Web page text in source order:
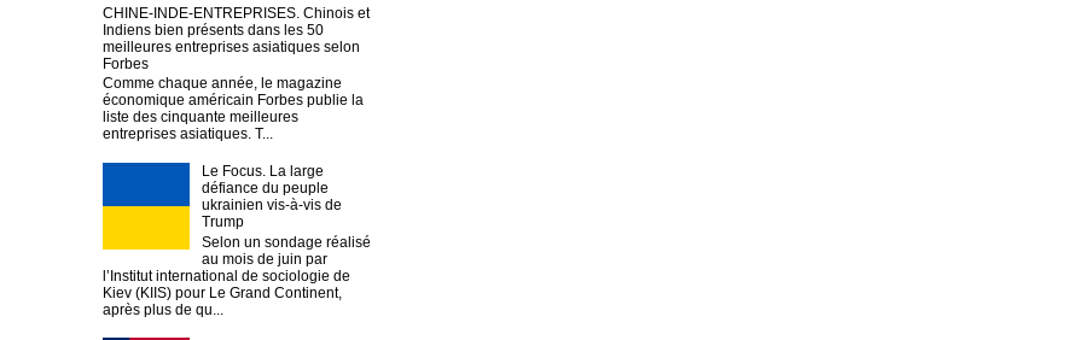
CHINE-INDE-ENTREPRISES. Chinois et
Indiens bien présents dans les 50
meilleures entreprises asiatiques selon
Forbes
Comme chaque année, le magazine
économique américain Forbes publie la
liste des cinquante meilleures
entreprises asiatiques. T...
Le Focus. La large
défiance du peuple
ukrainien vis-à-vis de
Trump
Selon un sondage réalisé
au mois de juin par
l’Institut international de sociologie de
Kiev (KIIS) pour Le Grand Continent,
après plus de qu...